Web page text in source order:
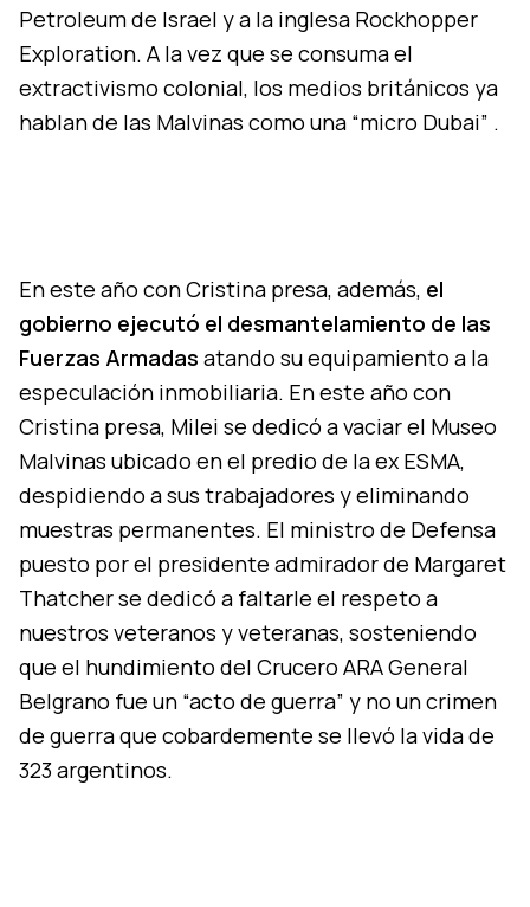
Petroleum de Israel y a la inglesa Rockhopper
Exploration. A la vez que se consuma el
extractivismo colonial, los medios británicos ya
hablan de las Malvinas como una “micro Dubai” .
En este año con Cristina presa, además, el
gobierno ejecutó el desmantelamiento de las
Fuerzas Armadas atando su equipamiento a la
especulación inmobiliaria. En este año con
Cristina presa, Milei se dedicó a vaciar el Museo
Malvinas ubicado en el predio de la ex ESMA,
despidiendo a sus trabajadores y eliminando
muestras permanentes. El ministro de Defensa
puesto por el presidente admirador de Margaret
Thatcher se dedicó a faltarle el respeto a
nuestros veteranos y veteranas, sosteniendo
que el hundimiento del Crucero ARA General
Belgrano fue un “acto de guerra” y no un crimen
de guerra que cobardemente se llevó la vida de
323 argentinos.